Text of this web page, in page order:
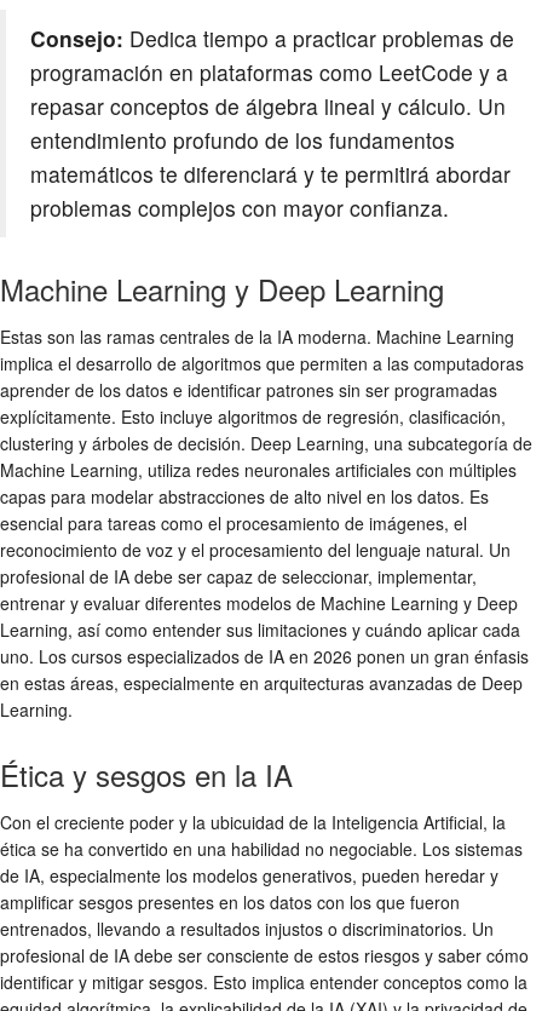
Consejo: Dedica tiempo a practicar problemas de
programación en plataformas como LeetCode y a
repasar conceptos de álgebra lineal y cálculo. Un
entendimiento profundo de los fundamentos
matemáticos te diferenciará y te permitirá abordar
problemas complejos con mayor confianza.
Machine Learning y Deep Learning
Estas son las ramas centrales de la IA moderna. Machine Learning
implica el desarrollo de algoritmos que permiten a las computadoras
aprender de los datos e identificar patrones sin ser programadas
explícitamente. Esto incluye algoritmos de regresión, clasificación,
clustering y árboles de decisión. Deep Learning, una subcategoría de
Machine Learning, utiliza redes neuronales artificiales con múltiples
capas para modelar abstracciones de alto nivel en los datos. Es
esencial para tareas como el procesamiento de imágenes, el
reconocimiento de voz y el procesamiento del lenguaje natural. Un
profesional de IA debe ser capaz de seleccionar, implementar,
entrenar y evaluar diferentes modelos de Machine Learning y Deep
Learning, así como entender sus limitaciones y cuándo aplicar cada
uno. Los cursos especializados de IA en 2026 ponen un gran énfasis
en estas áreas, especialmente en arquitecturas avanzadas de Deep
Learning.
Ética y sesgos en la IA
Con el creciente poder y la ubicuidad de la Inteligencia Artificial, la
ética se ha convertido en una habilidad no negociable. Los sistemas
de IA, especialmente los modelos generativos, pueden heredar y
amplificar sesgos presentes en los datos con los que fueron
entrenados, llevando a resultados injustos o discriminatorios. Un
profesional de IA debe ser consciente de estos riesgos y saber cómo
identificar y mitigar sesgos. Esto implica entender conceptos como la